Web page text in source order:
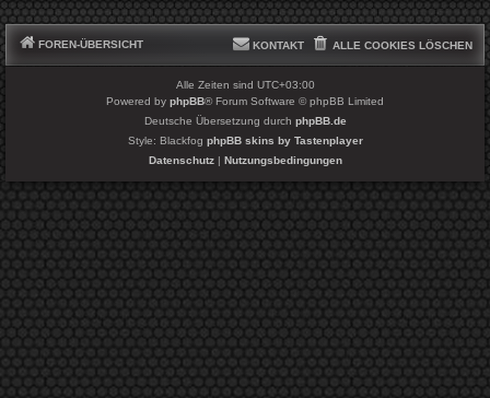
FOREN-ÜBERSICHT ALLE COOKIES LÖSCHEN
KONTAKT
Alle Zeiten sind UTC+03:00
Powered by phpBB® Forum Software © phpBB Limited
Deutsche Übersetzung durch phpBB.de
Style: Blackfog phpBB skins by Tastenplayer
Datenschutz| Nutzungsbedingungen